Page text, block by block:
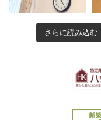
さらに読み込む